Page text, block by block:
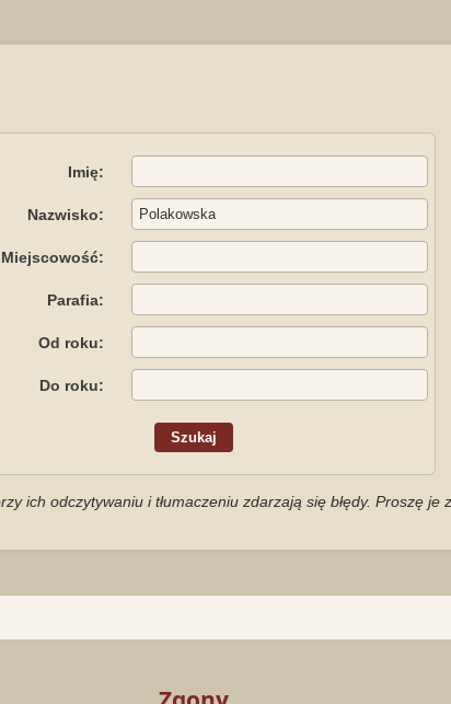
Imię:
Nazwisko:
Miejscowość:
Parafia:
Od roku:
Do roku:
ich odczytywaniu i tłumaczeniu zdarzają się błędy. Proszę je